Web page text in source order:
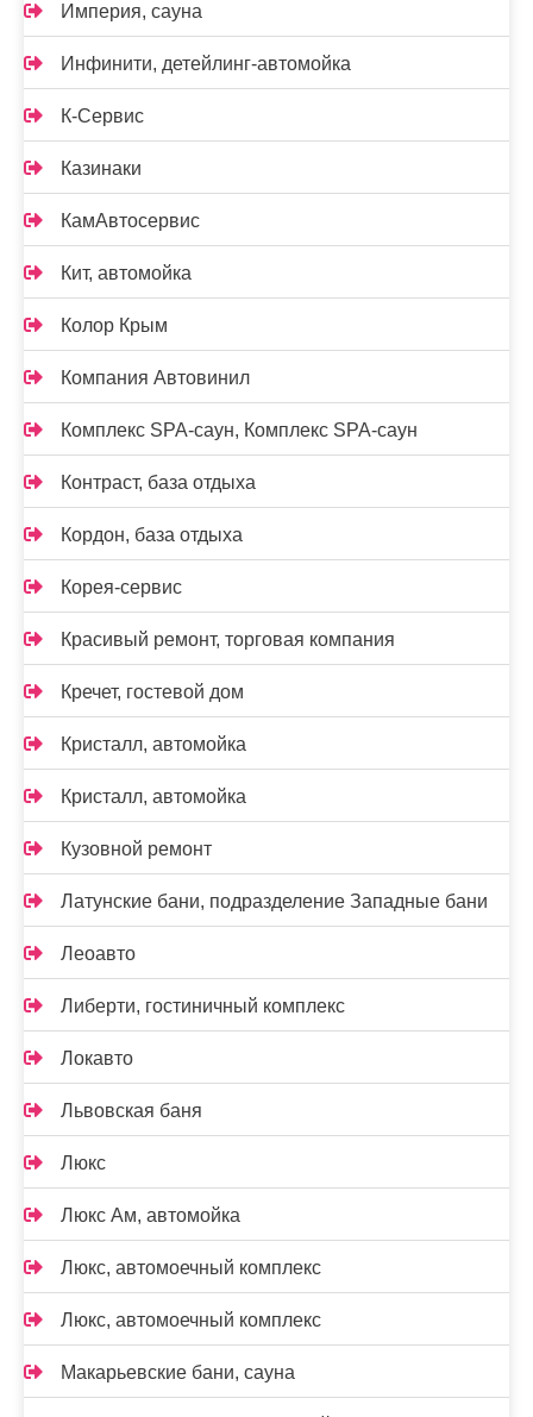
Империя, сауна
Инфинити, детейлинг-автомойка
К-Сервис
Казинаки
КамАвтосервис
Кит, автомойка
Колор Крым
Компания Автовинил
Комплекс SPA-саун, Комплекс SPA-саун
Контраст, база отдыха
Кордон, база отдыха
Корея-сервис
Красивый ремонт, торговая компания
Кречет, гостевой дом
Кристалл, автомойка
Кристалл, автомойка
Кузовной ремонт
Латунские бани, подразделение Западные бани
Леоавто
Либерти, гостиничный комплекс
Локавто
Львовская баня
Люкс
Люкс Ам, автомойка
Люкс, автомоечный комплекс
Люкс, автомоечный комплекс
Макарьевские бани, сауна